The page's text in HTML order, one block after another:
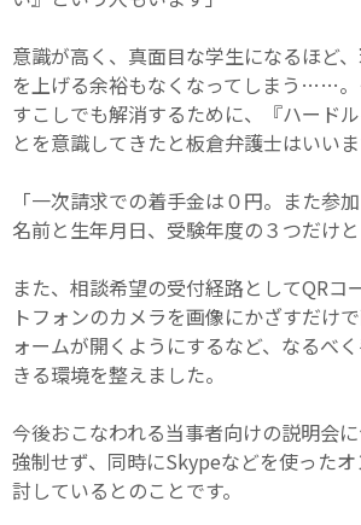
意識が高く、真面目な学生になるほど
を上げる余裕もなくなってしまう……
すこしでも解消するために、『ハード
とを意識してきたと板倉弁護士はいいま
「一次請求での着手金は０円。また参
名前と生年月日、受験年度の３つだけと
また、相談希望の受付経路としてQRコ
トフォンのカメラを画像にかざすだけ
ォームが開くようにするなど、なるべ
きる環境を整えました。
今後おこなわれる当事者向けの説明会
強制せず、同時にSkypeなどを使った
討しているとのことです。